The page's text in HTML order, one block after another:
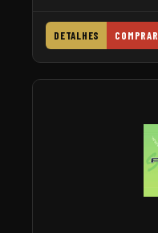
DETALHES COMPRAR